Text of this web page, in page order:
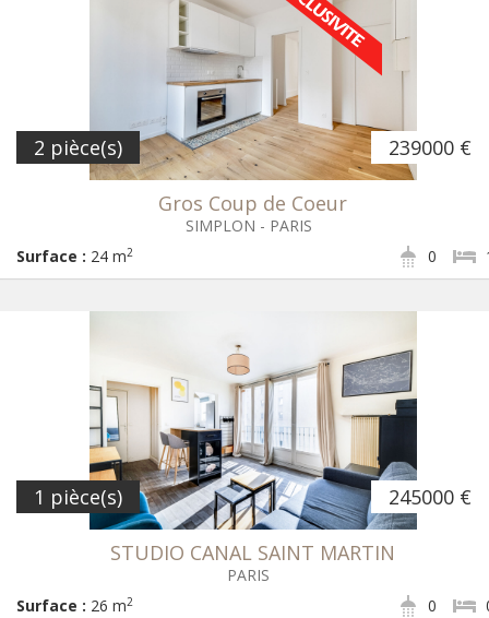
239000 €
2 pièce(s)
Gros Coup de Coeur
SIMPLON - PARIS
Surface : 24 m2 0
245000 €
1 pièce(s)
STUDIO CANAL SAINT MARTIN
PARIS
Surface : 26 m2 0